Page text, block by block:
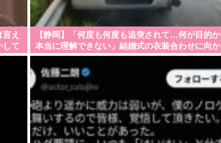
え
して
い」
【静岡】「何度も何度も追突されて…何が目的か
本当に理解できない」結婚式の衣装合わせに向か
っていた夫婦が直面した「死の恐怖」東名高速で
続いた約1.7キロの追突